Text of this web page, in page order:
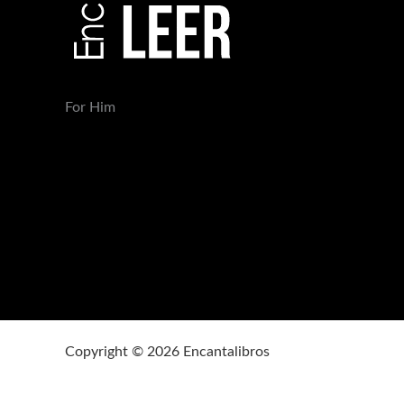
For Him
Copyright © 2026 Encantalibros